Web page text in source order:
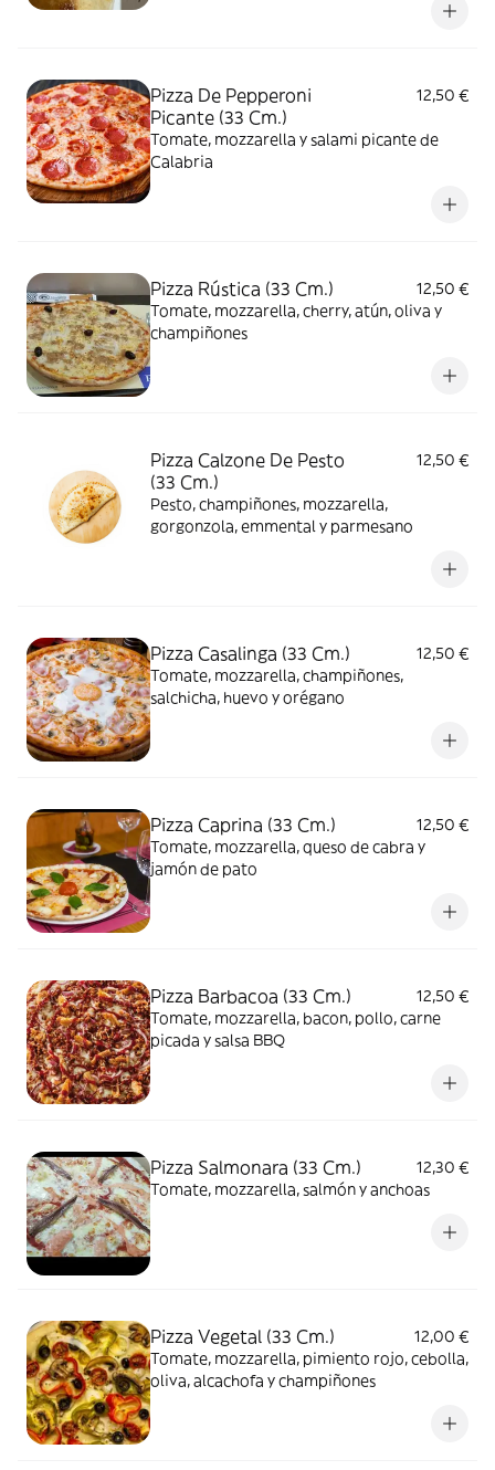
Pizza De Pepperoni
Picante (33 Cm.)
12,50 €
Tomate, mozzarella y salami picante de
Calabria
Pizza Rústica (33 Cm.)
12,50 €
Tomate, mozzarella, cherry, atún, oliva y
champiñones
Pizza Calzone De Pesto
(33 Cm.)
12,50 €
Pesto, champiñones, mozzarella,
gorgonzola, emmental y parmesano
Pizza Casalinga (33 Cm.)
12,50 €
Tomate, mozzarella, champiñones,
salchicha, huevo y orégano
Pizza Caprina (33 Cm.)
12,50 €
Tomate, mozzarella, queso de cabra y
jamón de pato
Pizza Barbacoa (33 Cm.)
12,50 €
Tomate, mozzarella, bacon, pollo, carne
picada y salsa BBQ
Pizza Salmonara (33 Cm.)
12,30 €
Tomate, mozzarella, salmón y anchoas
Pizza Vegetal (33 Cm.)
12,00 €
Tomate, mozzarella, pimiento rojo, cebolla,
oliva, alcachofa y champiñones